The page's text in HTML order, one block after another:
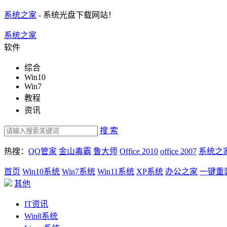
系统之家 - 系统光盘下载网站！
系统之家
软件
综合
Win10
Win7
教程
资讯
搜 索
热搜： QQ管家 金山毒霸 鲁大师 Office 2010 office 2007 系统之
首页 Win10系统 Win7系统 Win11系统 XP系统 办公之家 一键重
其他
IT资讯
Win8系统